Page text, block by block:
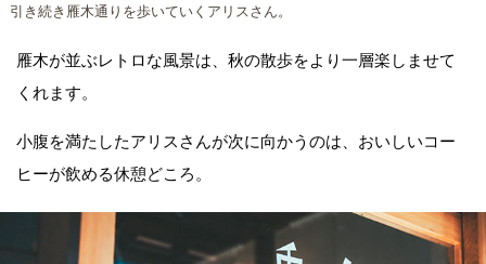
引き続き雁木通りを歩いていくアリスさん。
雁木が並ぶレトロな風景は、秋の散歩をより一層楽しませて
くれます。
小腹を満たしたアリスさんが次に向かうのは、おいしいコー
ヒーが飲める休憩どころ。